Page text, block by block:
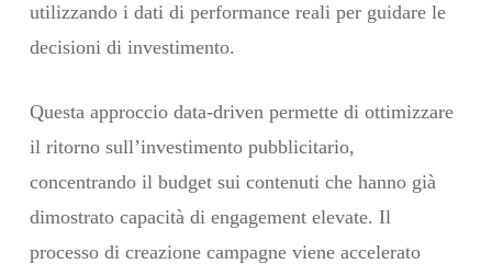
utilizzando i dati di performance reali per guidare le
decisioni di investimento.
Questa approccio data-driven permette di ottimizzare
il ritorno sull’investimento pubblicitario,
concentrando il budget sui contenuti che hanno già
dimostrato capacità di engagement elevate. Il
processo di creazione campagne viene accelerato